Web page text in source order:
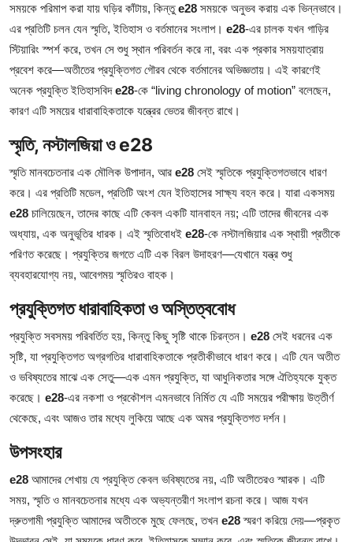
Advertise with US
Crypto
Business
Finance
Tech
Real Estate
Top 10
How To
Support Number
সময়কে পরিমাপ করা যায় ঘড়ির কাঁটায়, কিন্তুe28 সময়কে অনুভব করায় এক ভিন্নভাবে।
এর প্রতিটি চলন যেন স্মৃতি, ইতিহাস ও বর্তমানের সংলাপ। e28-এর চালক যখন গাড়ির
স্টিয়ারিং স্পর্শ করে, তখন সে শুধু স্থান পরিবর্তন করে না, বরং এক প্রকার সময়যাত্রায়
প্রবেশ করে—অতীতের প্রযুক্তিগত গৌরব থেকে বর্তমানের অভিজ্ঞতায়। এই কারণেই
অনেক প্রযুক্তি ইতিহাসবিদe28-কে “living chronology of motion” বলেছেন,
কারণ এটি সময়ের ধারাবাহিকতাকে যন্ত্রের ভেতর জীবন্ত রাখে।
স্মৃতি, নস্টালজিয়া ও e28
স্মৃতি মানবচেতনার এক মৌলিক উপাদান, আর e28 সেই স্মৃতিকে প্রযুক্তিগতভাবে ধারণ
করে। এর প্রতিটি মডেল, প্রতিটি অংশ যেন ইতিহাসের সাক্ষ্য বহন করে। যারা একসময়
e28 চালিয়েছেন, তাদের কাছে এটি কেবল একটি যানবাহন নয়; এটি তাদের জীবনের এক
অধ্যায়, এক অনুভূতির ধারক। এই স্মৃতিবোধই e28-কে নস্টালজিয়ার এক স্থায়ী প্রতীকে
পরিণত করেছে। প্রযুক্তির জগতে এটি এক বিরল উদাহরণ—যেখানে যন্ত্র শুধু
ব্যবহারযোগ্য নয়, আবেগময় স্মৃতিরও বাহক।
প্রযুক্তিগত ধারাবাহিকতা ও অস্তিত্ববোধ
প্রযুক্তি সবসময় পরিবর্তিত হয়, কিন্তু কিছু সৃষ্টি থাকে চিরন্তন। e28 সেই ধরনের এক
সৃষ্টি, যা প্রযুক্তিগত অগ্রগতির ধারাবাহিকতাকে প্রতীকীভাবে ধারণ করে। এটি যেন অতীত
ও ভবিষ্যতের মাঝে এক সেতু—এক এমন প্রযুক্তি, যা আধুনিকতার সঙ্গে ঐতিহ্যকে যুক্ত
করেছে। e28-এর নকশা ও প্রকৌশল এমনভাবে নির্মিত যে এটি সময়ের পরীক্ষায় উত্তীর্ণ
থেকেছে, এবং আজও তার মধ্যে লুকিয়ে আছে এক অমর প্রযুক্তিগত দর্শন।
উপসংহার
e28 আমাদের শেখায় যে প্রযুক্তি কেবল ভবিষ্যতের নয়, এটি অতীতেরও স্মারক। এটি
সময়, স্মৃতি ও মানবচেতনার মধ্যে এক অভ্যন্তরীণ সংলাপ রচনা করে। আজ যখন
দ্রুতগামী প্রযুক্তি আমাদের অতীতকে মুছে ফেলছে, তখন e28স্মরণ করিয়ে দেয়—প্রকৃত